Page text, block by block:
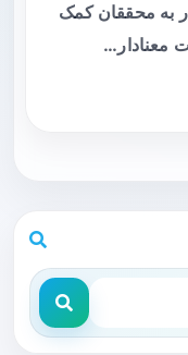
به محققان کمک
معنادار…